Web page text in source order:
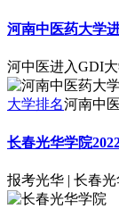
河南中医药大学
河中医进入GDI
大学排名河南中
长春光华学院
报考光华 | 长春